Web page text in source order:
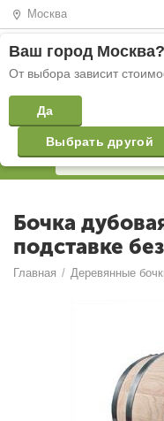
Москва
Ваш город Москва?
От выбора зависит
Да
Выбрать другой
Бочка
подставке
Главная / Деревянные